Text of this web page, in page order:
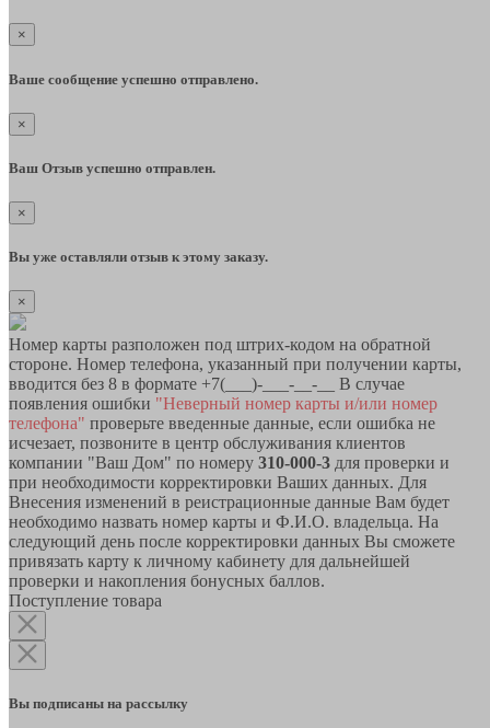
×
Ваше сообщение успешно отправлено.
×
Ваш Отзыв успешно отправлен.
×
Вы уже оставляли отзыв к этому заказу.
×
Номер карты разположен под штрих-кодом на обратной
стороне. Номер телефона, указанный при получении карты,
вводится без 8 в формате +7(___)-___-__-__ В случае
появления ошибки "Неверный номер карты и/или номер
телефона" проверьте введенные данные, если ошибка не
исчезает, позвоните в центр обслуживания клиентов
компании "Ваш Дом" по номеру 310-000-3 для проверки и
при необходимости корректировки Ваших данных. Для
Внесения изменений в реистрационные данные Вам будет
необходимо назвать номер карты и Ф.И.О. владельца. На
следующий день после корректировки данных Вы сможете
привязать карту к личному кабинету для дальнейшей
проверки и накопления бонусных баллов.
Поступление товара
Вы подписаны на рассылку